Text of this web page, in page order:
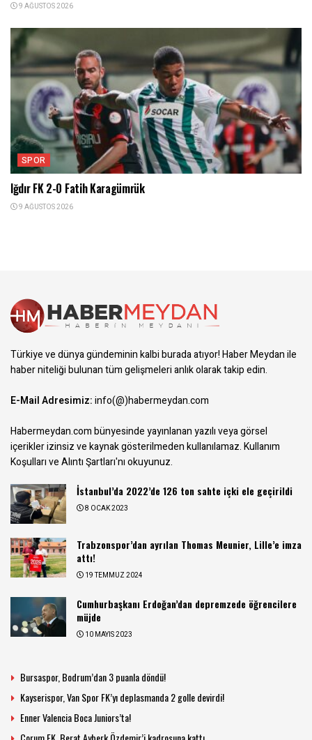
9 AĞUSTOS 2026
SPOR
Iğdır FK 2-0 Fatih Karagümrük
9 AĞUSTOS 2026
Türkiye ve dünya gündeminin kalbi burada atıyor! Haber Meydan ile
haber niteliği bulunan tüm gelişmeleri anlık olarak takip edin.
E-Mail Adresimiz:info(@)habermeydan.com
Habermeydan.com bünyesinde yayınlanan yazılı veya görsel
içerikler izinsiz ve kaynak gösterilmeden kullanılamaz.Kullanım
Koşulları ve Alıntı Şartları'nı okuyunuz.
İstanbul’da 2022’de 126 ton sahte içki ele geçirildi
8 OCAK 2023
Trabzonspor’dan ayrılan Thomas Meunier, Lille’e imza
attı!
19 TEMMUZ 2024
Cumhurbaşkanı Erdoğan’dan depremzede öğrencilere
müjde
10 MAYIS 2023
Bursaspor, Bodrum’dan 3 puanla döndü!
Kayserispor, Van Spor FK’yı deplasmanda 2 golle devirdi!
Enner Valencia Boca Juniors’ta!